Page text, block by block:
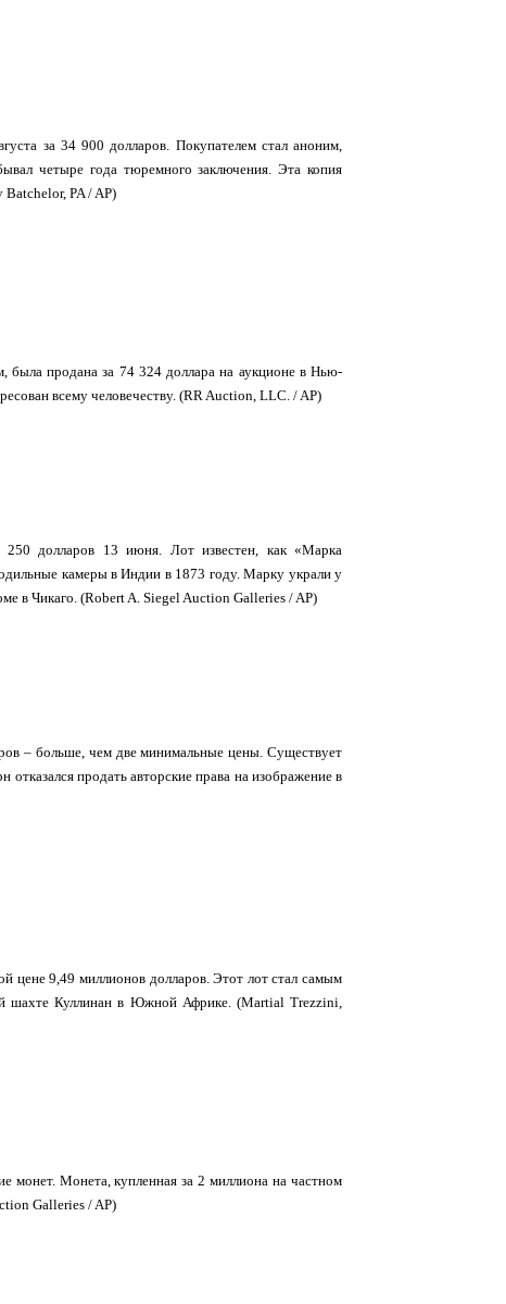
за 34 900 долларов. Покупателем стал аноним,
четыре года тюремного заключения. Эта копия
Batchelor, PA / AP)
была продана за 74 324 доллара на аукционе в Нью-
всему человечеству. (RR Auction, LLC. / AP)
долларов 13 июня. Лот известен, как «Марка
камеры в Индии в 1873 году. Марку украли у
в Чикаго. (Robert A. Siegel Auction Galleries / AP)
– больше, чем две минимальные цены. Существует
продать авторские права на изображение в
цене 9,49 миллионов долларов. Этот лот стал самым
шахте Куллинан в Южной Африке. (Martial Trezzini,
монет. Монета, купленная за 2 миллиона на частном
Galleries / AP)